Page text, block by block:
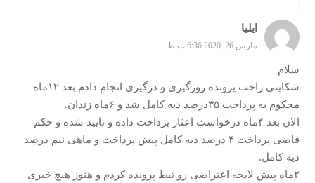
ایلیا
مارس 26, 2020 6:36 ب.ظ
سلام
شکایتی راجب پرونده روزگیری و درگیری انجام دادم بعد ۱۲ماه
محکوم به پرداخت ۳۵درصد دیه کامل شد و ۶ماه زندان.
الان بعد ۴ماه درخواست اعثار پرداخت داده و تایید شده و حکم
قاضی پرداخت ۴ درصد دیه کامل پیش پرداخت و ماهی نیم درصد
دیه کامل.
۲ماه پیش لایحه اعتراضی رو ثبط پرونده کردم و هنوز هیچ خبری